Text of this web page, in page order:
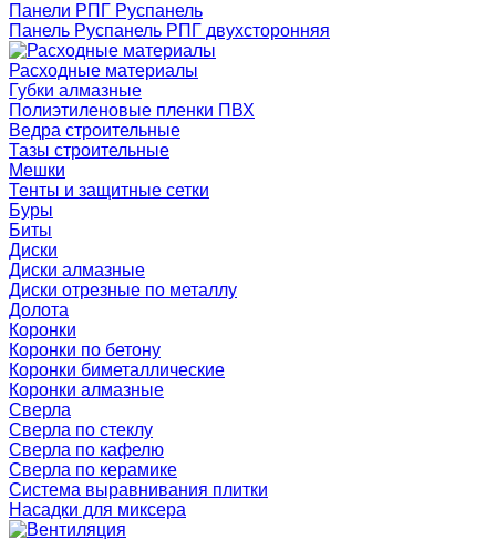
Панели РПГ Руспанель
Панель Руспанель РПГ двухсторонняя
Расходные материалы
Губки алмазные
Полиэтиленовые пленки ПВХ
Ведра строительные
Тазы строительные
Мешки
Тенты и защитные сетки
Буры
Биты
Диски
Диски алмазные
Диски отрезные по металлу
Долота
Коронки
Коронки по бетону
Коронки биметаллические
Коронки алмазные
Сверла
Сверла по стеклу
Сверла по кафелю
Сверла по керамике
Система выравнивания плитки
Насадки для миксера